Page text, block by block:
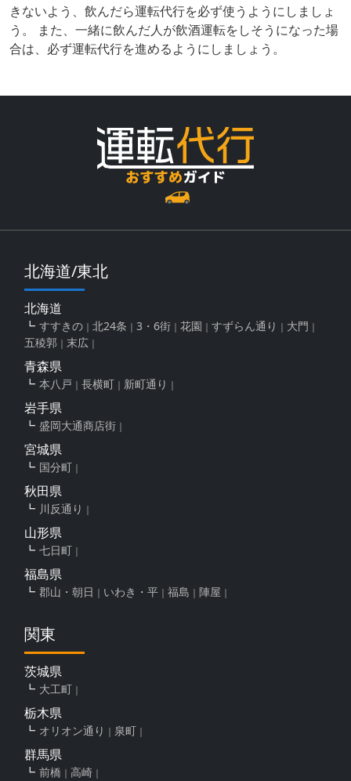
きないよう、飲んだら運転代行を必ず使うようにしましょ
う。 また、一緒に飲んだ人が飲酒運転をしそうになった場
合は、必ず運転代行を進めるようにしましょう。
北海道/東北
北海道
すすきの 北24条 3・6街 花園 すずらん通り
大門
五稜郭
末広
青森県
本八戸 長横町 新町通り
岩手県
盛岡大通商店街
宮城県
国分町
秋田県
川反通り
山形県
七日町
福島県
郡山・朝日 いわき・平 福島 陣屋
関東
茨城県
大工町
栃木県
オリオン通り 泉町
群馬県
前橋 高崎